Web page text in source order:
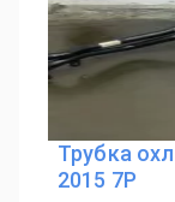
Трубка
2015 7P